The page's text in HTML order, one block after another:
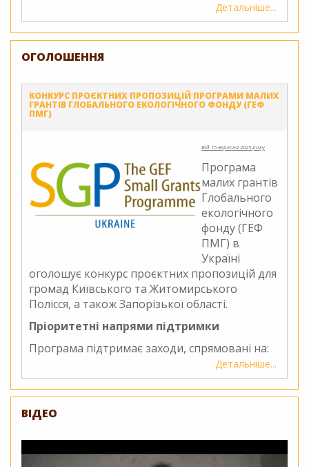
Детальнішепро
Кращі
Україна
ОГОЛОШЕННЯ
КОНКУРС ПРОЄКТНИХ ПРОПОЗИЦІЙ ПРОГРАМИ МАЛИХ
ГРАНТІВ ГЛОБАЛЬНОГО ЕКОЛОГІЧНОГО ФОНДУ (ГЕФ
ПМГ)
Від 15 вересня 2025 року
Програма
малих грантів
Глобального
екологічного
фонду (ГЕФ
ПМГ) в
Україні
оголошує конкурс проєктних пропозицій для
громад Київського та Житомирського
Полісся, а також Запорізької області.
Пріоритетні напрями підтримки
Програма підтримає заходи, спрямовані на:
Детальнішепро
Конкурс
ВІДЕО